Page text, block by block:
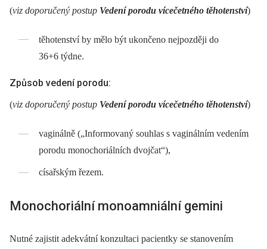
(viz doporučený postup Vedení porodu vícečetného těhotenství)
těhotenství by mělo být ukončeno nejpozději do
36+6 týdne.
Způsob vedení porodu:
(viz doporučený postup Vedení porodu vícečetného těhotenství)
vaginálně („Informovaný souhlas s vaginálním vedením
porodu monochoriálních dvojčat“),
císařským řezem.
Monochoriální monoamniální gemini
Nutné zajistit adekvátní konzultaci pacientky se stanovením